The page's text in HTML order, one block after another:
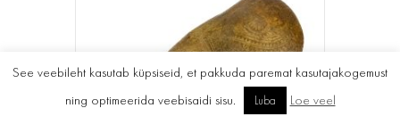
See veebileht kasutab küpsiseid, et pakkuda paremat kasutajakogemust
ning optimeerida veebisaidi sisu.
Luba Loe veel